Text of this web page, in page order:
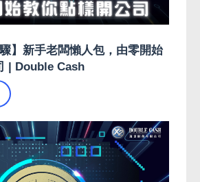
驟】新手老闆懶人包，由零開始
| Double Cash